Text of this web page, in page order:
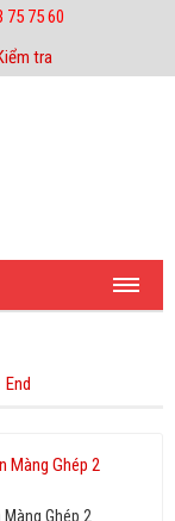
75 75 60
tra
End
Màng Ghép 2